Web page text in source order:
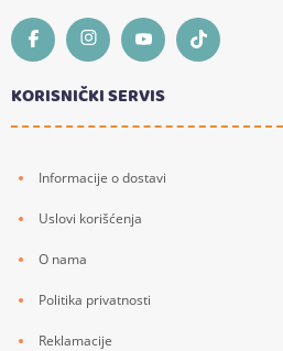
KORISNIČKI SERVIS
Informacije o dostavi
Uslovi korišćenja
O nama
Politika privatnosti
Reklamacije